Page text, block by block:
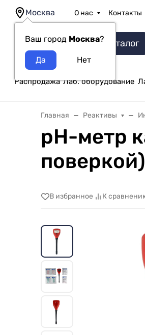
Москва
Ваш город Москва?
О нас Контакты
Каталог
Распродажа Лаб. оборудование
Главная Реактивы
pH-метр
поверкой)
В избранное К